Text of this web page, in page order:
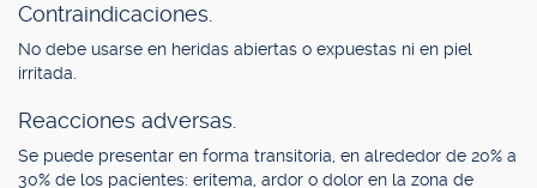
Contraindicaciones.
No debe usarse en heridas abiertas o expuestas ni en piel
irritada.
Reacciones adversas.
Se puede presentar en forma transitoria, en alrededor de 20% a
30% de los pacientes: eritema, ardor o dolor en la zona de